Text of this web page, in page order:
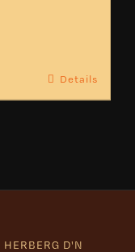
Details
HERBERG D'N